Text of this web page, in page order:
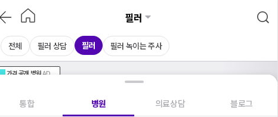
필러
전체 필러 상담 필러 필러 녹이는 주사
가격공개 병원AD
통합 병원 의료상담 블로그